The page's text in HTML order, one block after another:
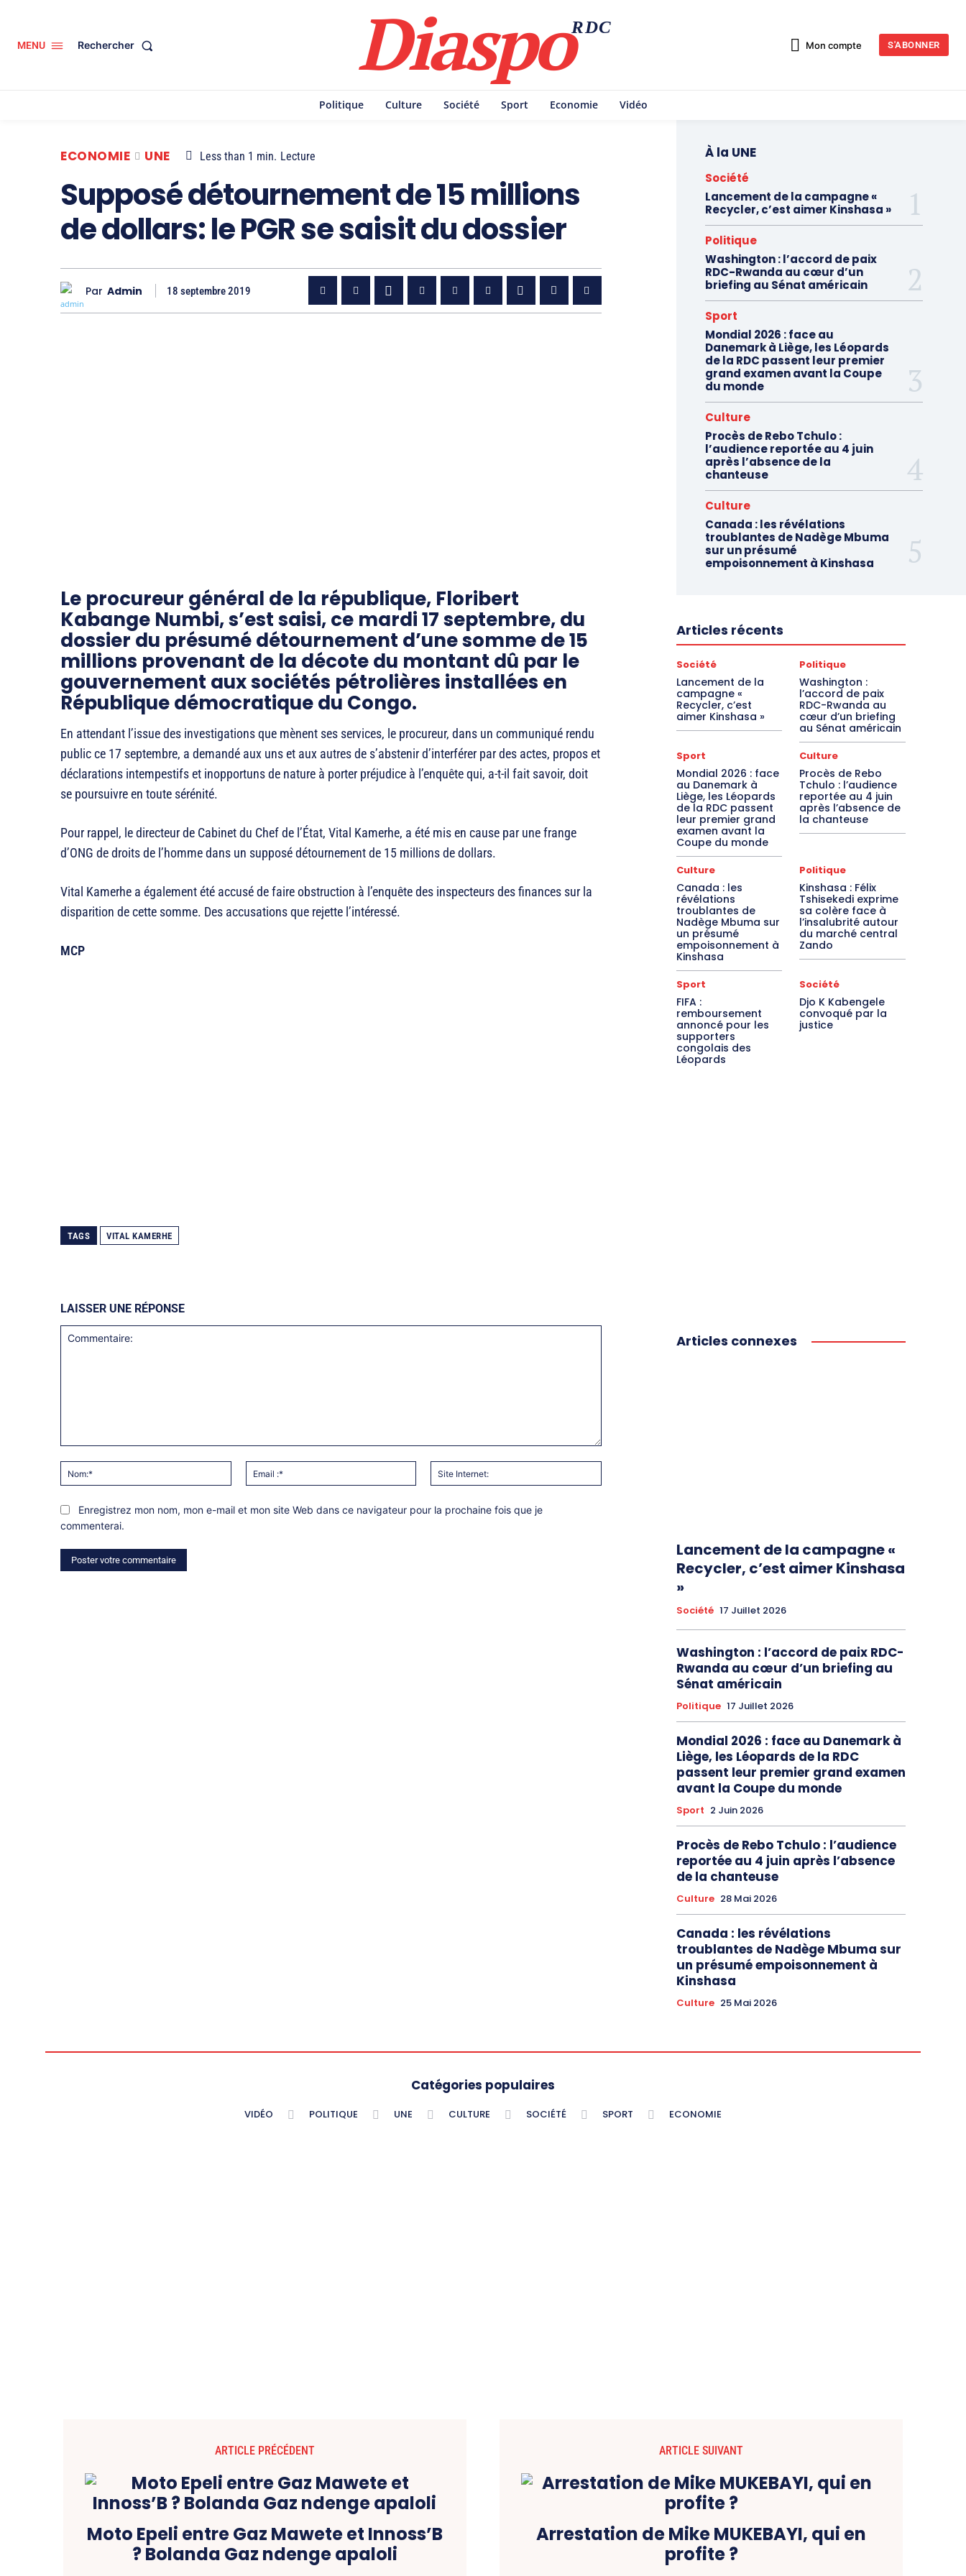
MENU Rechercher DiaspoRDC
Mon compte S'ABONNER
Politique Culture Société Sport Economie Vidéo
ECONOMIE UNE Less than 1 min. Lecture
Supposé détournement de 15 millions
de dollars: le PGR se saisit du dossier
Par Admin 18 septembre 2019
Le procureur général de la république, Floribert
Kabange Numbi, s’est saisi, ce mardi 17 septembre, du
dossier du présumé détournement d’une somme de 15
millions provenant de la décote du montant dû par le
gouvernement aux sociétés pétrolières installées en
République démocratique du Congo.
En attendant l’issue des investigations que mènent ses services, le procureur, dans un communiqué rendu
public ce 17 septembre, a demandé aux uns et aux autres de s’abstenir d’interférer par des actes, propos et
déclarations intempestifs et inopportuns de nature à porter préjudice à l’enquête qui, a-t-il fait savoir, doit
se poursuivre en toute sérénité.
Pour rappel, le directeur de Cabinet du Chef de l’État, Vital Kamerhe, a été mis en cause par une frange
d’ONG de droits de l’homme dans un supposé détournement de 15 millions de dollars.
Vital Kamerhe a également été accusé de faire obstruction à l’enquête des inspecteurs des finances sur la
disparition de cette somme. Des accusations que rejette l’intéressé.
MCP
TAGS VITAL KAMERHE
LAISSER UNE RÉPONSE
Nom:*
Email
:*
Internet:
Enregistrez mon nom, mon e-mail et mon site Web dans ce navigateur pour la prochaine fois que je
commenterai.
À la UNE
Société
Lancement de la campagne «
Recycler, c’est aimer Kinshasa »
Politique
Washington : l’accord de paix
RDC-Rwanda au cœur d’un
briefing au Sénat américain
Sport
Mondial 2026 : face au
Danemark à Liège, les Léopards
de la RDC passent leur premier
grand examen avant la Coupe
du monde
Culture
Procès de Rebo Tchulo :
l’audience reportée au 4 juin
après l’absence de la
chanteuse
Culture
Canada : les révélations
troublantes de Nadège Mbuma
sur un présumé
empoisonnement à Kinshasa
Articles récents
Société
Lancement de la
campagne «
Recycler, c’est
aimer Kinshasa »
Politique
Washington :
l’accord de paix
RDC-Rwanda au
cœur d’un briefing
au Sénat américain
Sport
Mondial 2026 : face
au Danemark à
Liège, les Léopards
de la RDC passent
leur premier grand
examen avant la
Coupe du monde
Culture
Procès de Rebo
Tchulo : l’audience
reportée au 4 juin
après l’absence de
la chanteuse
Culture
Canada : les
révélations
troublantes de
Nadège Mbuma sur
un présumé
empoisonnement à
Kinshasa
Politique
Kinshasa : Félix
Tshisekedi exprime
sa colère face à
l’insalubrité autour
du marché central
Zando
Sport
FIFA :
remboursement
annoncé pour les
supporters
congolais des
Léopards
Société
Djo K Kabengele
convoqué par la
justice
Articles connexes
Lancement de la campagne «
Recycler, c’est aimer Kinshasa
»
Société 17 Juillet 2026
Washington : l’accord de paix RDC-
Rwanda au cœur d’un briefing au
Sénat américain
Politique 17 Juillet 2026
Mondial 2026 : face au Danemark à
Liège, les Léopards de la RDC
passent leur premier grand examen
avant la Coupe du monde
Sport 2 Juin 2026
Procès de Rebo Tchulo : l’audience
reportée au 4 juin après l’absence
de la chanteuse
Culture 28 Mai 2026
Canada : les révélations
troublantes de Nadège Mbuma sur
un présumé empoisonnement à
Kinshasa
Culture 25 Mai 2026
Catégories populaires
VIDÉO POLITIQUE UNE CULTURE SOCIÉTÉ SPORT ECONOMIE
ARTICLE PRÉCÉDENT
Moto Epeli entre Gaz Mawete et Innoss’B
? Bolanda Gaz ndenge apaloli
ARTICLE SUIVANT
Arrestation de Mike MUKEBAYI, qui en
profite ?